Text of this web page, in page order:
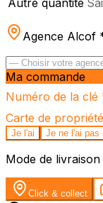
Agence Alcof
Ma commande
Numéro de la clé
Carte de propriété
Je l'ai Je ne l'ai pas
Mode de livraison
Click & collect